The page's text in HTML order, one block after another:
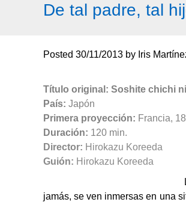
De tal padre, tal
Posted 30/11/2013 by Iris
Título original: Soshite chichi
País: Japón
Primera proyección: Francia,
Duración: 120 min.
Director: Hirokazu Koreeda
Guión: Hirokazu Koreeda
jamás, se ven inmersas en una